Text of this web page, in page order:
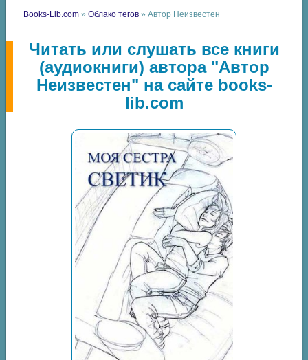
Books-Lib.com »Облако тегов » Автор Неизвестен
Читать или слушать все книги
(аудиокниги) автора "Автор
Неизвестен" на сайте books-
lib.com